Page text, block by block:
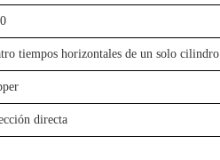
tiempos horizontales de un solo cilindro
directa